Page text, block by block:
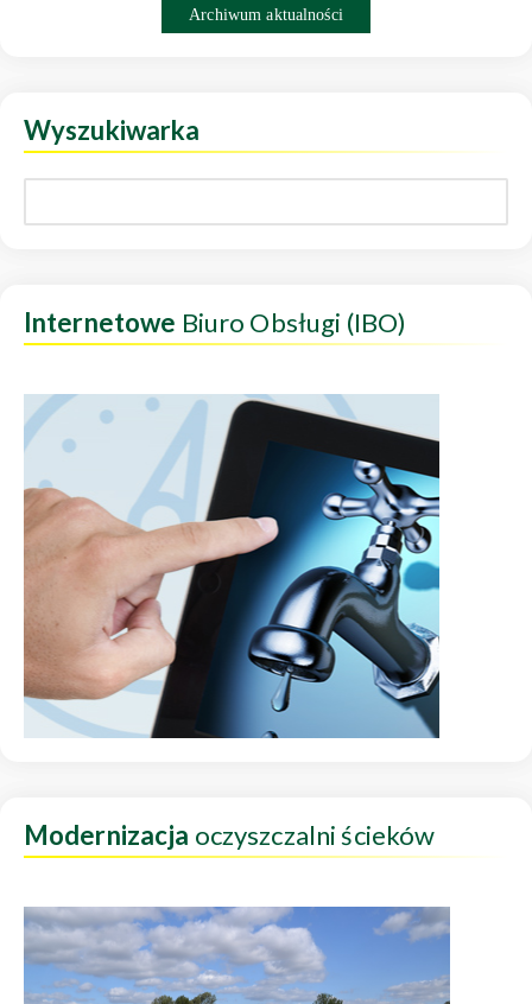
Archiwum aktualności
Wyszukiwarka
Internetowe Biuro Obsługi (IBO)
Modernizacja oczyszczalni ścieków